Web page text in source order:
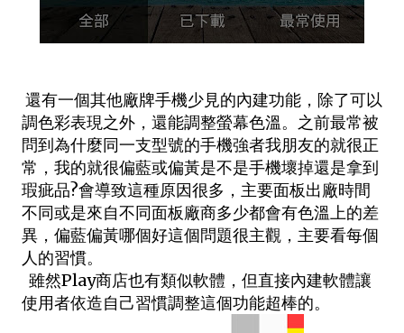
還有一個其他廠牌手機少見的內建功能，除了可以
調色彩表現之外，還能調整螢幕色溫。之前最常被
問到為什麼同一支型號的手機強者我朋友的就很正
常，我的就很偏藍或偏黃是不是手機壞掉還是拿到
瑕疵品?會導致這種原因很多，主要面板出廠時間
不同或是來自不同面板廠商多少都會有色溫上的差
異，偏藍偏黃哪個好這個問題很主觀，主要看每個
人的習慣。
雖然Play商店也有類似軟體，但直接內建軟體讓
使用者依造自己習慣調整這個功能超棒的。